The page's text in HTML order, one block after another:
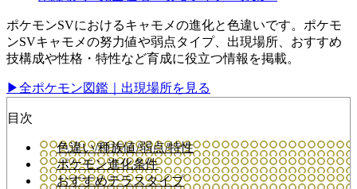
ポケモンSVにおけるキャモメの進化と色違いです。ポケモ
ンSVキャモメの努力値や弱点タイプ、出現場所、おすすめ
技構成や性格・特性など育成に役立つ情報を掲載。
▶全ポケモン図鑑｜出現場所を見る
目次
色違い/種族値/弱点/特性
ポケモン進化条件
おすすめテラスタイプ